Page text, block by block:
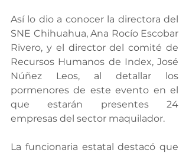
Así lo dio a conocer la directora del
SNE Chihuahua, Ana Rocío Escobar
Rivero, y el director del comité de
Recursos Humanos de Index, José
Núñez Leos, al detallar los
pormenores de este evento en el
que estarán presentes 24
empresas del sector maquilador.
La funcionaria estatal destacó que